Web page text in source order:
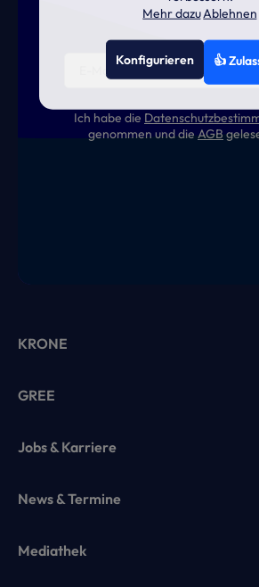
Ich habe die
genommen und die AGB
KRONE
GREE
Jobs & Karriere
News & Termine
Mediathek
Mehr dazuAblehnen
Konfigurieren 👍